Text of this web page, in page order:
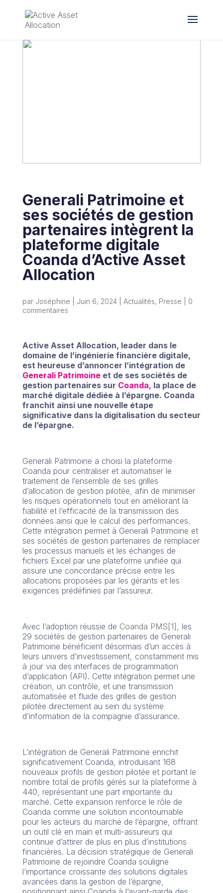
Generali Patrimoine et
ses sociétés de gestion
partenaires intègrent la
plateforme digitale
Coanda d’Active Asset
Allocation
par Joséphine Juin 6, 2024| Actualités, Presse
0
commentaires
Active Asset Allocation, leader dans le
domaine de l’ingénierie financière digitale,
est heureuse d’annoncer l’intégration de
Generali Patrimoineet de ses sociétés de
gestion partenaires sur Coanda, la place de
marché digitale dédiée à l’épargne. Coanda
franchit ainsi une nouvelle étape
significative dans la digitalisation du secteur
de l’épargne.
Generali Patrimoine a choisi la plateforme
Coanda pour centraliser et automatiser le
traitement de l’ensemble de ses grilles
d’allocation de gestion pilotée, afin de minimiser
les risques opérationnels tout en améliorant la
fiabilité et l’efficacité de la transmission des
données ainsi que le calcul des performances.
Cette intégration permet à Generali Patrimoine et
ses sociétés de gestion partenaires de remplacer
les processus manuels et les échanges de
fichiers Excel par une plateforme unifiée qui
assure une concordance précise entre les
allocations proposées par les gérants et les
exigences prédéfinies par l’assureur.
Avec l’adoption réussie de Coanda PMS [1] , les
29 sociétés de gestion partenaires de Generali
Patrimoine bénéficient désormais d’un accès à
leurs univers d’investissement, constamment mis
à jour via des interfaces de programmation
d’application (API). Cette intégration permet une
création, un contrôle, et une transmission
automatisée et fluide des grilles de gestion
pilotée directement au sein du système
d’information de la compagnie d’assurance.
L’intégration de Generali Patrimoine enrichit
significativement Coanda, introduisant 168
nouveaux profils de gestion pilotée et portant le
nombre total de profils gérés sur la plateforme à
440, représentant une part importante du
marché. Cette expansion renforce le rôle de
Coanda comme une solution incontournable
pour les acteurs du marché de l’épargne, offrant
un outil clé en main et multi-assureurs qui
continue d’attirer de plus en plus d’institutions
financières. La décision stratégique de Generali
Patrimoine de rejoindre Coanda souligne
l’importance croissante des solutions digitales
avancées dans la gestion de l’épargne,